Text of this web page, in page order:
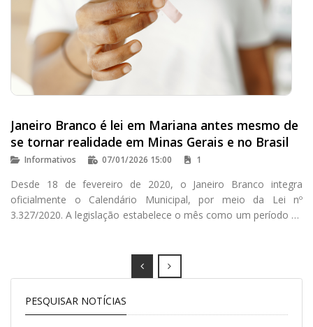
Janeiro Branco é lei em Mariana antes mesmo de
se tornar realidade em Minas Gerais e no Brasil
Informativos 07/01/2026 15:00 1
Desde 18 de fevereiro de 2020, o Janeiro Branco integra
oficialmente o Calendário Municipal, por meio da Lei nº
3.327/2020. A legislação estabelece o mês como um período de
prevenção da depressão e dos transtornos de ansiedade.
Prev Next
PESQUISAR NOTÍCIAS